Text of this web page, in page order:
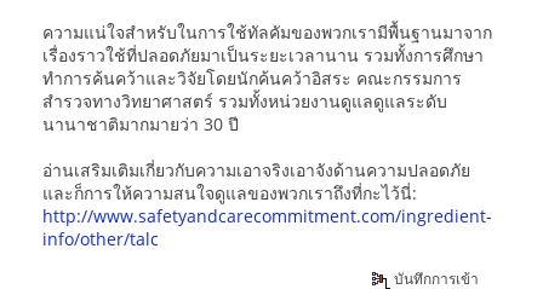
ความแน่ใจสำหรับในการใช้ทัลคัมของพวกเรามีพื้นฐานมาจาก
เรื่องราวใช้ที่ปลอดภัยมาเป็นระยะเวลานาน รวมทั้งการศึกษา
ทำการค้นคว้าและวิจัยโดยนักค้นคว้าอิสระ คณะกรรมการ
สำรวจทางวิทยาศาสตร์ รวมทั้งหน่วยงานดูแลดูแลระดับ
นานาชาติมากมายว่า 30 ปี
อ่านเสริมเติมเกี่ยวกับความเอาจริงเอาจังด้านความปลอดภัย
และก็การให้ความสนใจดูแลของพวกเราถึงที่กะไว้นี่:
http://www.safetyandcarecommitment.com/ingredient-
info/other/talc
บันทึกการเข้า